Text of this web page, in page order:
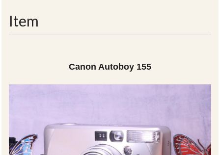
Item
Canon Autoboy 155